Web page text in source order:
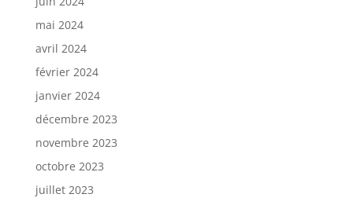
mai 2024
avril 2024
février 2024
janvier 2024
décembre 2023
novembre 2023
octobre 2023
juillet 2023